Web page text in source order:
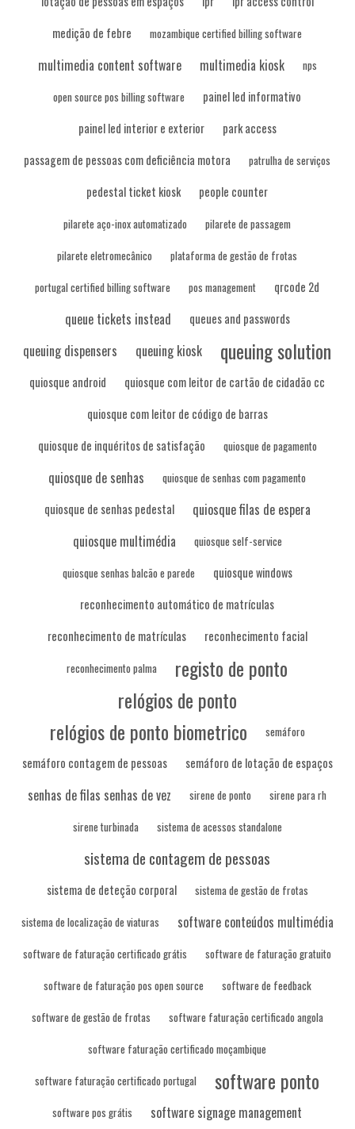
medição de febre
mozambique certified billing software
multimedia content software multimedia kiosk
nps
open source pos billing software
painel led informativo
painel led interior e exterior
park access
passagem de pessoas com deficiência motora
patrulha de serviços
pedestal ticket kiosk people counter
pilarete aço-inox automatizado
pilarete de passagem
pilarete eletromecânico
plataforma de gestão de frotas
portugal certified billing software
pos management qrcode 2d
queue tickets instead queues and passwords
queuing dispensers queuing kiosk queuing solution
quiosque android
quiosque com leitor de cartão de cidadão cc
quiosque com leitor de código de barras
quiosque de inquéritos de satisfação
quiosque de pagamento
quiosque de senhas quiosque de senhas com pagamento
quiosque de senhas pedestal
quiosque filas de espera
quiosque multimédia
quiosque self-service
quiosque senhas balcão e parede
quiosque windows
reconhecimento automático de matrículas
reconhecimento de matrículas
reconhecimento facial
reconhecimento palma
registo de ponto
relógios de ponto
relógios de ponto biometrico
semáforo
semáforo contagem de pessoas semáforo de lotação de espaços
senhas de filas senhas de vez sirene de ponto
sirene para rh
sirene turbinada
sistema de acessos standalone
sistema de contagem de pessoas
sistema de deteção corporal
sistema de gestão de frotas
sistema de localização de viaturas
software conteúdos multimédia
software de faturação certificado grátis
software de faturação gratuito
software de faturação pos open source
software de feedback
software de gestão de frotas
software faturação certificado angola
software faturação certificado moçambique
software faturação certificado portugal
software ponto
software pos grátis software signage management